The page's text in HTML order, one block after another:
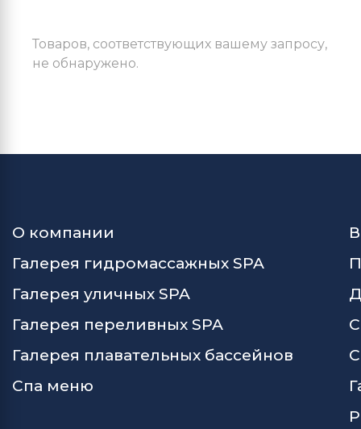
Товаров, соответствующих вашему запросу,
не обнаружено.
О компании
Галерея гидромассажных SPA
Галерея уличных SPA
Галерея переливных SPA
Галерея плавательных бассейнов
Спа меню